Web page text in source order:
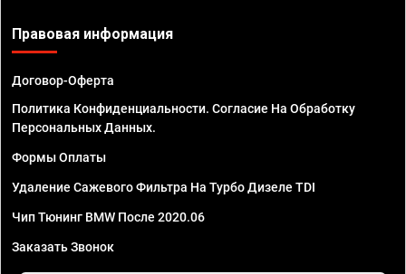
Правовая информация
Договор-Оферта
Политика Конфиденциальности. Согласие На Обработку
Персональных Данных.
Формы Оплаты
Удаление Сажевого Фильтра На Турбо Дизеле TDI
Чип Тюнинг BMW После 2020.06
Заказать Звонок